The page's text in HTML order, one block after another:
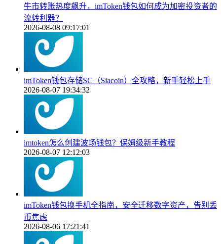
牛市转账热度飙升，imToken钱包如何成为加密投资者的
流转利器？
2026-08-08 09:17:01
imToken钱包存储SC（Siacoin）全攻略，新手轻松上手
2026-08-07 19:34:32
imtoken怎么创建波场钱包？保姆级新手教程
2026-08-07 12:12:03
imToken钱包换手机全指南，安全迁移数字资产，告别丢
币焦虑
2026-08-06 17:21:41